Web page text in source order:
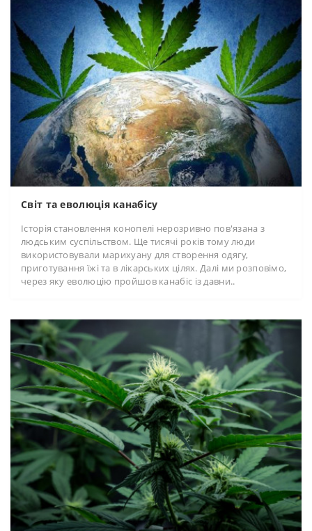
Світ та еволюція канабісу
Історія становлення конопелі нерозривно пов'язана з
людським суспільством. Ще тисячі років тому люди
використовували марихуану для створення одягу,
приготування їжі та в лікарських цілях. Далі ми розповімо,
через яку еволюцію пройшов канабіс із давни..